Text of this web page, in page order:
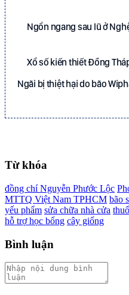
Ngổn ngang sau lũ ở
Xổ số kiến thiết Đồng
Ngãi bị thiệt hại do bão
Từ khóa
đồng chí Nguyễn Phước Lộc
MTTQ Việt Nam TPHCM bão
yếu phẩm sửa chữa nhà cửa
hỗ trợ học bổng cây giống
Bình luận